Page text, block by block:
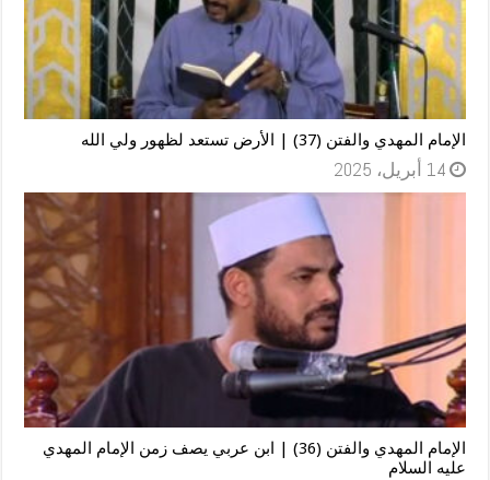
الإمام المهدي والفتن (37) | الأرض تستعد لظهور ولي الله
14 أبريل، 2025
الإمام المهدي والفتن (36) | ابن عربي يصف زمن الإمام المهدي
عليه السلام